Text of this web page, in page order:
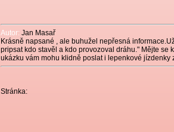
Autor: Jan Masař
Krásně napsané , ale buhužel nepřesná
pripsat kdo stavěl a kdo provozoval dráhu." Mějte se
ukázku vám mohu klidně poslat i lepenkové jízdenky
Stránka: